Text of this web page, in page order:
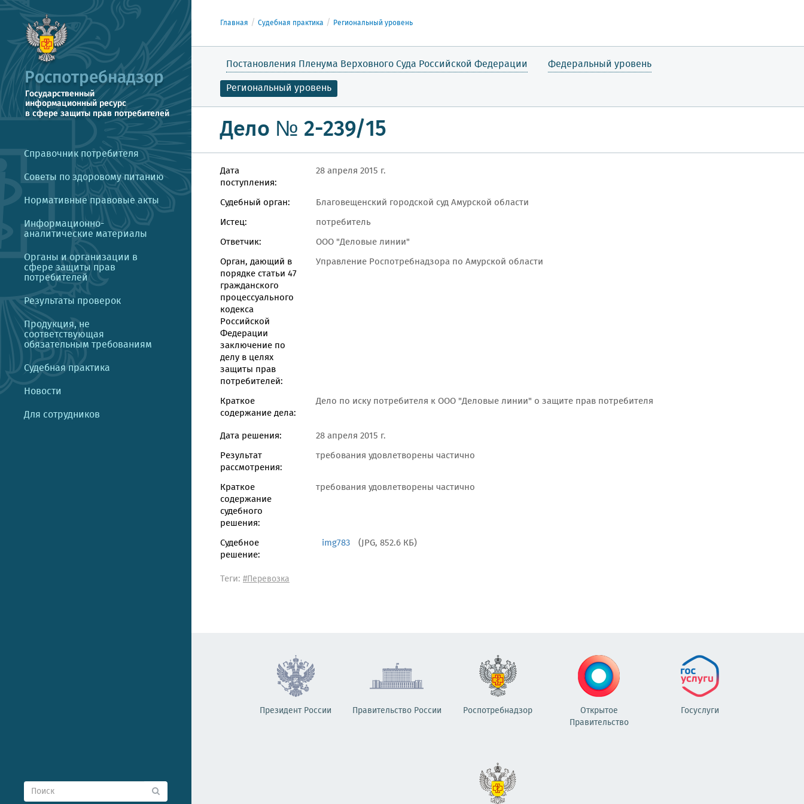
Справочник потребителя
Советы по здоровому питанию
Нормативные правовые акты
Информационно-
аналитические материалы
Органы и организации в
сфере защиты прав
потребителей
Результаты проверок
Продукция, не
соответствующая
обязательным требованиям
Судебная практика
Новости
Для сотрудников
Главная Судебная практика Региональный уровень
Постановления Пленума Верховного Суда Российской Федерации
Федеральный уровень
Региональный уровень
Дело № 2-239/15
Дата
поступления:
28 апреля 2015 г.
Судебный орган:
Благовещенский городской суд Амурской области
Истец:
потребитель
Ответчик:
ООО "Деловые линии"
Орган, дающий в
порядке статьи 47
гражданского
процессуального
кодекса
Российской
Федерации
заключение по
делу в целях
защиты прав
потребителей:
Управление Роспотребнадзора по Амурской области
Краткое
содержание дела:
Дело по иску потребителя к ООО "Деловые линии" о защите прав потребителя
Дата решения:
28 апреля 2015 г.
Результат
рассмотрения:
требования удовлетворены частично
Краткое
содержание
судебного
решения:
требования удовлетворены частично
Судебное
решение:
img783 (JPG, 852.6 КБ)
Теги: #Перевозка
Президент России Правительство России Роспотребнадзор
Открытое
Правительство
Госуслуги